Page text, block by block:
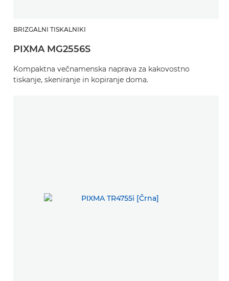
BRIZGALNI TISKALNIKI
PIXMA MG2556S
Kompaktna večnamenska naprava za kakovostno
tiskanje, skeniranje in kopiranje doma.